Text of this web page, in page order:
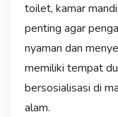
toilet, kamar
penting agar
nyaman dan
memiliki tempat
bersosialisasi di
alam.